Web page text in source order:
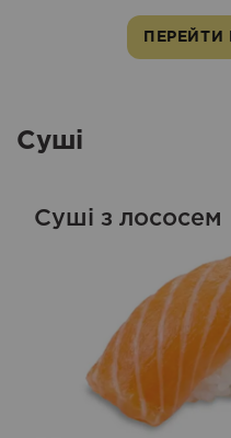
ПЕРЕЙТИ
Суші
Суші з лососем